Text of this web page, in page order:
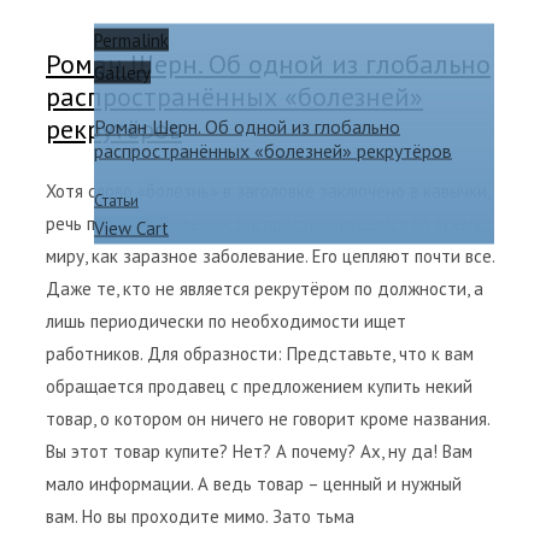
Permalink
Gallery
Роман Шерн. Об одной из глобально
распространённых «болезней» рекрутёров
Статьи
View Cart
Роман Шерн. Об одной из глобально
распространённых «болезней»
рекрутёров
Хотя слово «болезнь» в заголовке заключено в кавычки,
речь пойдёт о явлении, распространившемся по всему
миру, как заразное заболевание. Его цепляют почти все.
Даже те, кто не является рекрутёром по должности, а
лишь периодически по необходимости ищет
работников. Для образности: Представьте, что к вам
обращается продавец с предложением купить некий
товар, о котором он ничего не говорит кроме названия.
Вы этот товар купите? Нет? А почему? Ах, ну да! Вам
мало информации. А ведь товар – ценный и нужный
вам. Но вы проходите мимо. Зато тьма